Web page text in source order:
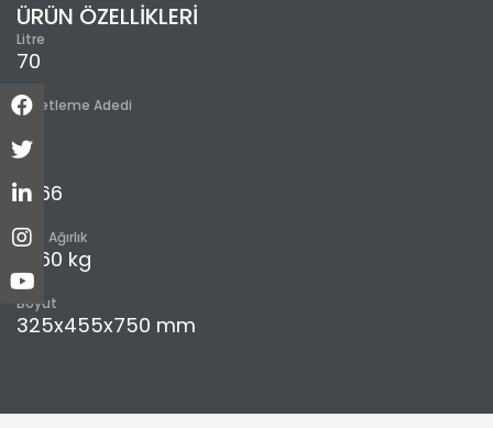
ÜRÜN ÖZELLİKLERİ
Litre
70
Paketleme Adedi
0,166
Brüt Ağırlık
10,60 kg
Boyut
325x455x750 mm